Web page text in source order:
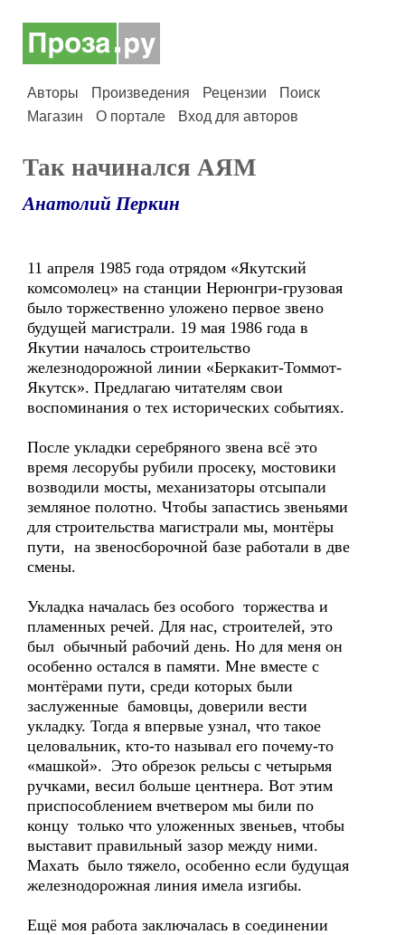
Авторы Произведения Рецензии
Поиск
Магазин
О портале Вход для авторов
Так начинался АЯМ
Анатолий Перкин
11 апреля 1985 года отрядом «Якутский
комсомолец» на станции Нерюнгри-грузовая
было торжественно уложено первое звено
будущей магистрали. 19 мая 1986 года в
Якутии началось строительство
железнодорожной линии «Беркакит-Томмот-
Якутск». Предлагаю читателям свои
воспоминания о тех исторических событиях.
После укладки серебряного звена всё это
время лесорубы рубили просеку, мостовики
возводили мосты, механизаторы отсыпали
земляное полотно. Чтобы запастись звеньями
для строительства магистрали мы, монтёры
пути, на звеносборочной базе работали в две
смены.
Укладка началась без особого торжества и
пламенных речей. Для нас, строителей, это
был обычный рабочий день. Но для меня он
особенно остался в памяти. Мне вместе с
монтёрами пути, среди которых были
заслуженные бамовцы, доверили вести
укладку. Тогда я впервые узнал, что такое
целовальник, кто-то называл его почему-то
«машкой». Это обрезок рельсы с четырьмя
ручками, весил больше центнера. Вот этим
приспособлением вчетвером мы били по
концу только что уложенных звеньев, чтобы
выставит правильный зазор между ними.
Махать было тяжело, особенно если будущая
железнодорожная линия имела изгибы.
Ещё моя работа заключалась в соединении